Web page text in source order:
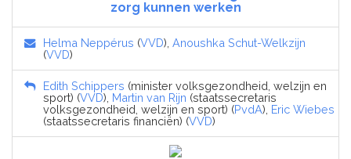
zorg kunnen werken
Helma Neppérus (VVD), Anoushka Schut-Welkzijn
(VVD)
Edith Schippers (minister volksgezondheid, welzijn en
sport) (VVD), Martin van Rijn (staatssecretaris
volksgezondheid, welzijn en sport) (PvdA), Eric Wiebes
(staatssecretaris financiën) (VVD)